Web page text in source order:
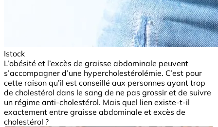
Istock
L’obésité et l’excès de graisse abdominale peuvent
s’accompagner d’une hypercholestérolémie. C’est pour
cette raison qu’il est conseillé aux personnes ayant trop
de cholestérol dans le sang de ne pas grossir et de suivre
un régime anti-cholestérol. Mais quel lien existe-t-il
exactement entre graisse abdominale et excès de
cholestérol ?